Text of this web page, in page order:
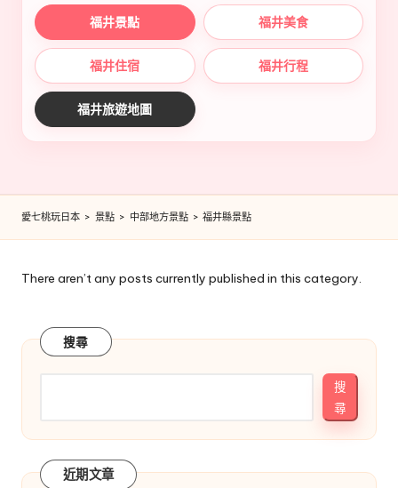
福井景點 福井美食
福井住宿 福井行程
福井旅遊地圖
愛七桃玩日本 > 景點 > 中部地方景點 > 福井縣景點
There aren’t any posts currently published in this category.
搜尋
搜
尋
近期文章